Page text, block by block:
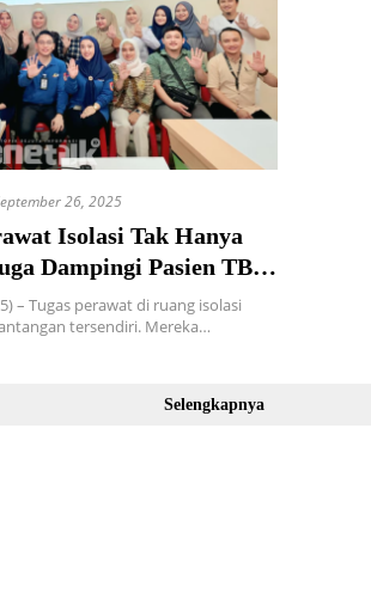
26, 2025
Isolasi Tak Hanya
Dampingi Pasien TB
– Tugas perawat di ruang isolasi
tersendiri. Mereka…
Selengkapnya